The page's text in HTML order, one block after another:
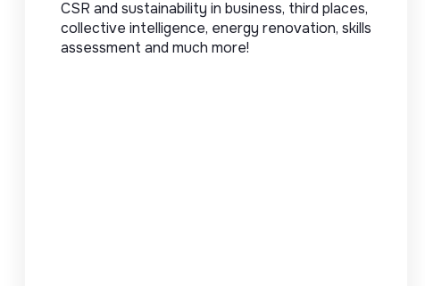
CSR and sustainability in business, third places,
collective intelligence, energy renovation, skills
assessment and much more!